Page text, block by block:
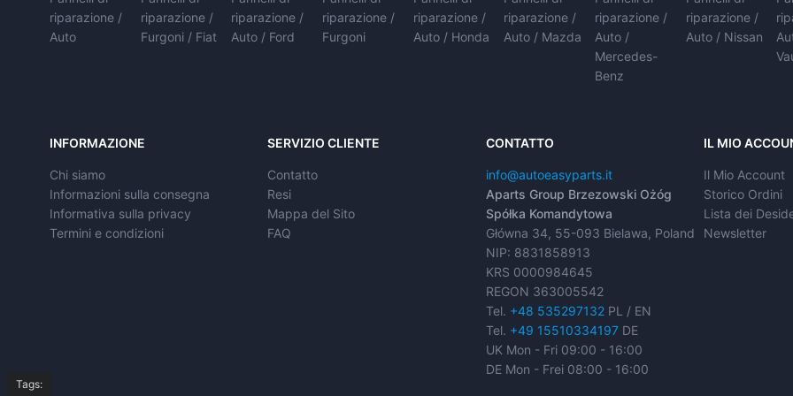
riparazione /
Auto
riparazione /
Furgoni / Fiat
riparazione /
Auto / Ford
riparazione /
Furgoni
riparazione /
Auto / Honda
riparazione /
Auto / Mazda
riparazione /
Auto /
Mercedes-
Benz
riparazione /
Auto / Nissan
INFORMAZIONE
Chi siamo
Informazioni sulla consegna
Informativa sulla privacy
Termini e condizioni
SERVIZIO CLIENTE
Contatto
Resi
Mappa del Sito
FAQ
CONTATTO
info@autoeasyparts.it
Aparts Group Brzezowski Ożóg
Spółka Komandytowa
Główna 34, 55-093 Bielawa, Poland
NIP: 8831858913
KRS 0000984645
REGON 363005542
Tel. +48 535297132PL / EN
Tel. +49 15510334197DE
UK Mon - Fri 09:00 - 16:00
DE Mon - Frei 08:00 - 16:00
IL MIO
Il Mio Account
Storico Ordini
Lista dei
Newsletter
Tags: